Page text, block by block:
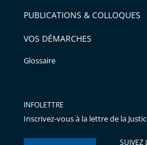
PUBLICATIONS & COLLOQUES
VOS DÉMARCHES
Glossaire
INFOLETTRE
Inscrivez-vous à la lettre de la
SUIVEZ